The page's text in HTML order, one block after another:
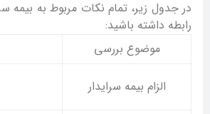
در جدول زیر، تمام نکات مربوط به بیمه
رابطه داشته باشید:
موضوع بررسی
الزام بیمه سرایدار